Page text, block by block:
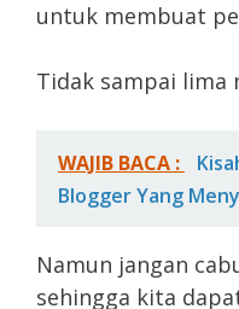
untuk membuat
Tidak sampai lima
WAJIB BACA :
Blogger Yang
Namun jangan
sehingga kita